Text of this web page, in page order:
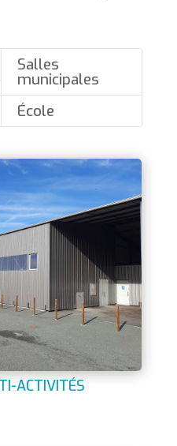
Salles
municipales
École
ACTIVITÉS